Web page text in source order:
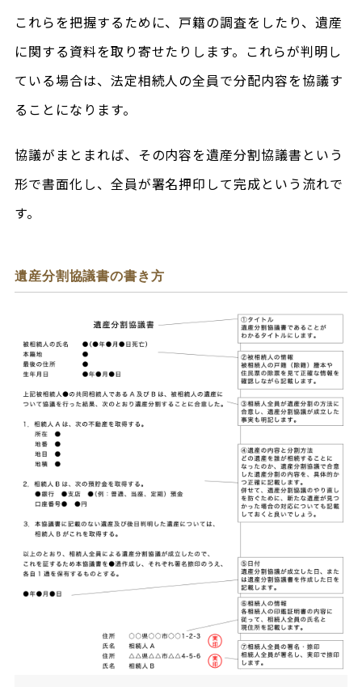
これらを把握するために、戸籍の調査をしたり、遺産
に関する資料を取り寄せたりします。これらが判明し
ている場合は、法定相続人の全員で分配内容を協議す
ることになります。
協議がまとまれば、その内容を遺産分割協議書という
形で書面化し、全員が署名押印して完成という流れで
す。
遺産分割協議書の書き方